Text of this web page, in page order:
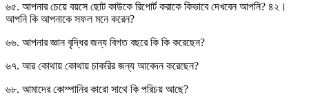
৬৫. আপনার চেয়ে বয়সে ছোট কাউকে রিপোর্ট করাকে কিভাবে দেখবেন আপনি? ৪২।
আপনি কি আপনাকে সফল মনে করেন?
৬৬. আপনার জ্ঞান বৃদ্ধির জন্য বিগত বছরে কি কি করেছেন?
৬৭. আর কোথায় কোথায় চাকরির জন্য আবেদন করেছেন?
৬৮. আমাদের কোম্পানির কারো সাথে কি পরিচয় আছে?